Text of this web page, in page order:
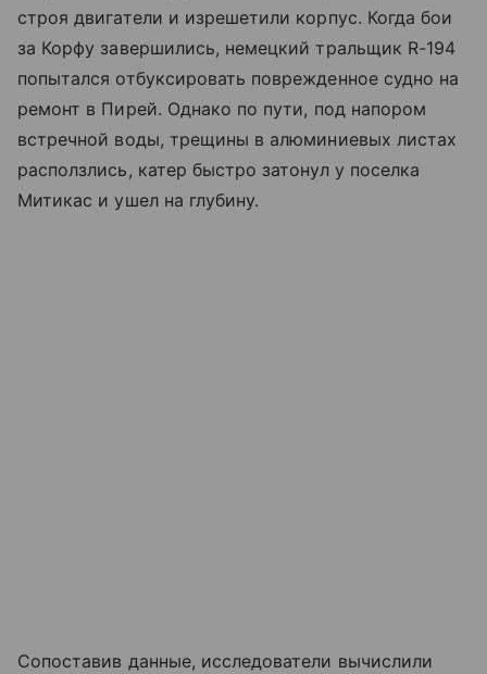
строя двигатели и изрешетили корпус. Когда бои
за Корфу завершились, немецкий тральщик R-194
попытался отбуксировать поврежденное судно на
ремонт в Пирей. Однако по пути, под напором
встречной воды, трещины в алюминиевых листах
расползлись, катер быстро затонул у поселка
Митикас и ушел на глубину.
Сопоставив данные, исследователи вычислили